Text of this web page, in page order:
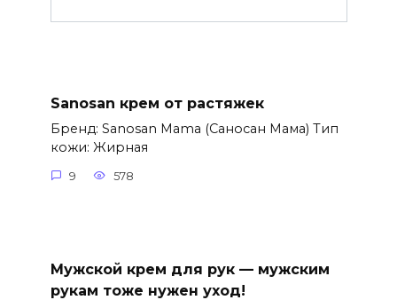
Sanosan крем от растяжек
Бренд: Sanosan Mama (Саносан Мама) Тип
кожи: Жирная
9 578
Мужской крем для рук — мужским
рукам тоже нужен уход!